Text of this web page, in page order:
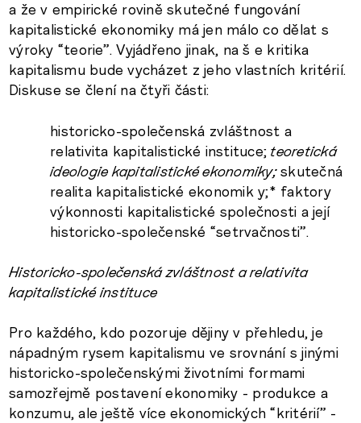
a že v empirické rovině skutečné fungování
kapitalistické ekonomiky má jen málo co dělat s
výroky “teorie”. Vyjádřeno jinak, na š e kritika
kapitalismu bude vycházet z jeho vlastních kritérií.
Diskuse se člení na čtyři části:
historicko-společenská zvláštnost a
relativita kapitalistické instituce; teoretická
ideologie kapitalistické ekonomiky;skutečná
realita kapitalistické ekonomik y;* faktory
výkonnosti kapitalistické společnosti a její
historicko-společenské “setrvačnosti”.
Historicko-společenská zvláštnost a relativita
kapitalistické instituce
Pro každého, kdo pozoruje dějiny v přehledu, je
nápadným rysem kapitalismu ve srovnání s jinými
historicko-společenskými životními formami
samozřejmě postavení ekonomiky - produkce a
konzumu, ale ještě více ekonomických “kritérií” -